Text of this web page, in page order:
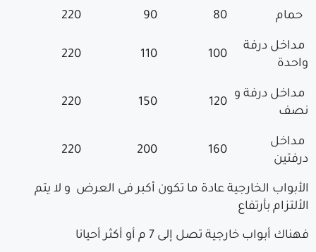
حمام 90
220
مداخل درفة
واحدة
110
220
مداخل درفة و
نصف
150
220
مداخل
درفتين
200
220
الأبواب الخارجية عادة ما تكون أكبر فى العرض و لا يتم
الألتزام بأرتفاع
فهناك أبواب خارجية تصل إلى 7 م أو أكثر أحيانا